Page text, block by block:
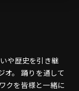
や歴史を引き継
。
踊りを通して
クを皆様と一緒に